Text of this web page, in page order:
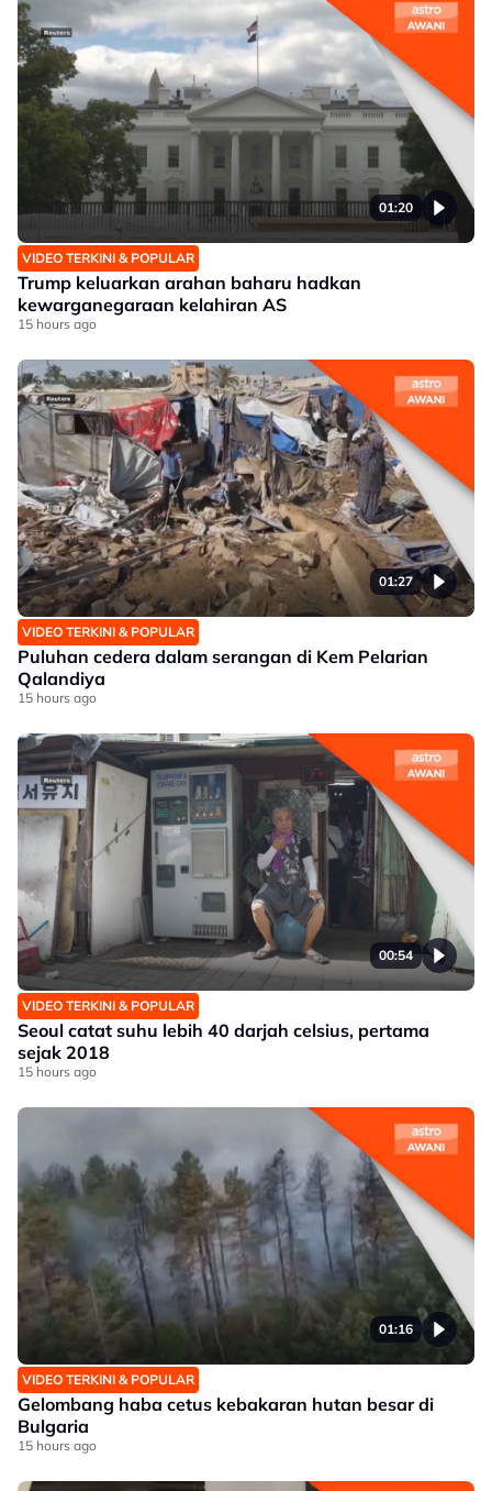
01:20
VIDEO TERKINI & POPULAR
Trump keluarkan arahan baharu hadkan
kewarganegaraan kelahiran AS
15 hours ago
01:27
VIDEO TERKINI & POPULAR
Puluhan cedera dalam serangan di Kem Pelarian
Qalandiya
15 hours ago
00:54
VIDEO TERKINI & POPULAR
Seoul catat suhu lebih 40 darjah celsius, pertama
sejak 2018
15 hours ago
01:16
VIDEO TERKINI & POPULAR
Gelombang haba cetus kebakaran hutan besar di
Bulgaria
15 hours ago